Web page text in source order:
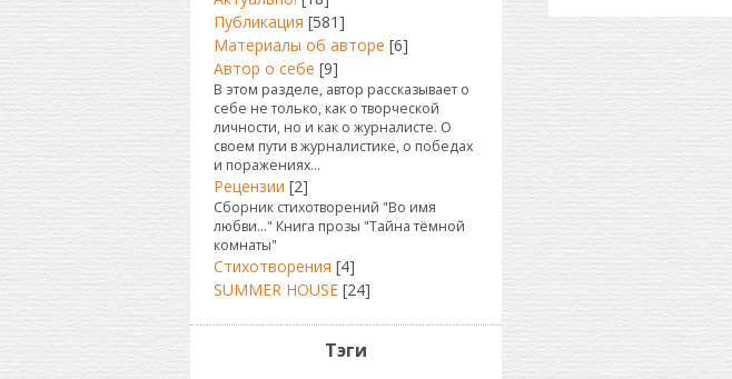
Публикация [581]
Материалы об авторе [6]
Автор о себе [9]
В этом разделе, автор рассказывает о
себе не только, как о творческой
личности, но и как о журналисте. О
своем пути в журналистике, о победах
и поражениях...
Рецензии [2]
Сборник стихотворений "Во имя
любви..." Книга прозы "Тайна тёмной
комнаты"
Стихотворения [4]
SUMMER HOUSE [24]
Тэги